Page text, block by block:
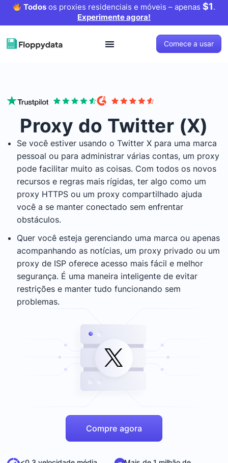
Todos os proxies residenciais e móveis – apenas$1.
Experimente agora!
Comece a usar
Proxy do Twitter (X)
Se você estiver usando o Twitter X para uma marca
pessoal ou para administrar várias contas, um proxy
pode facilitar muito as coisas. Com todos os novos
recursos e regras mais rígidas, ter algo como um
proxy HTTPS ou um proxy compartilhado ajuda
você a se manter conectado sem enfrentar
obstáculos.
Quer você esteja gerenciando uma marca ou apenas
acompanhando as notícias, um proxy privado ou um
proxy de ISP oferece acesso mais fácil e melhor
segurança. É uma maneira inteligente de evitar
restrições e manter tudo funcionando sem
problemas.
Compre agora